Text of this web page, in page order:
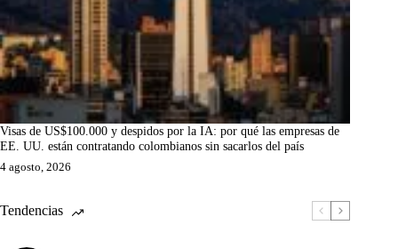
Visas de US$100.000 y despidos por la IA: por qué las empresas de
EE. UU. están contratando colombianos sin sacarlos del país
4 agosto, 2026
Tendencias